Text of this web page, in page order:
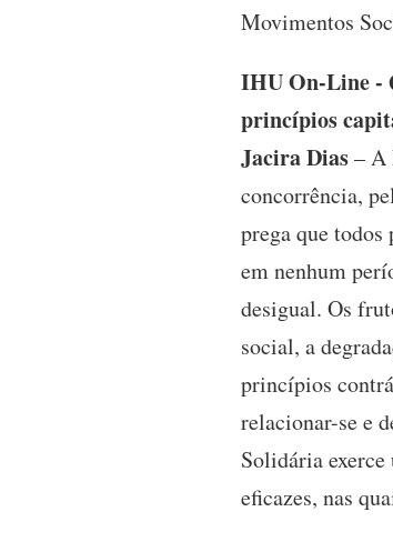
Movimentos
IHU On-Line -
princípios
Jacira Dias– A
concorrência,
prega que
em nenhum
desigual. Os
social, a
princípios
relacionar-se e
Solidária
eficazes, nas